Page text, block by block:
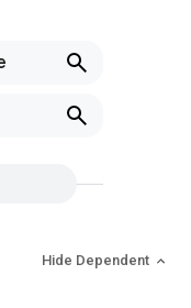
Hide Dependent